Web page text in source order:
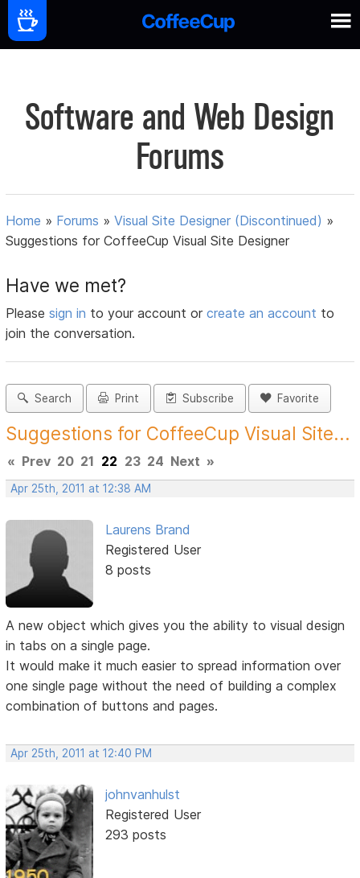
Software and Web Design
Forums
Home » Forums »Visual Site Designer (Discontinued) »
Suggestions for CoffeeCup Visual Site Designer
Have we met?
Pleasesign in to your account orcreate an account to
join the conversation.
Search Print Subscribe Favorite
Suggestions for CoffeeCup Visual Site...
« Prev 20 21 22 23 24 Next »
Apr 25th, 2011 at 12:38 AM
Laurens Brand
Registered User
8 posts
A new object which gives you the ability to visual design
in tabs on a single page.
It would make it much easier to spread information over
one single page without the need of building a complex
combination of buttons and pages.
Apr 25th, 2011 at 12:40 PM
johnvanhulst
Registered User
293 posts